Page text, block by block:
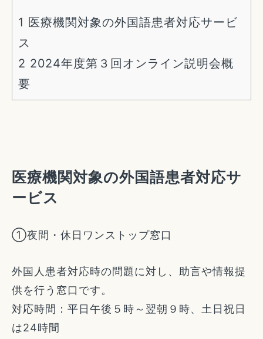
1 医療機関対象の外国語患者対応サービ
ス
2 2024年度第３回オンライン説明会概
要
医療機関対象の外国語患者対応サ
ービス
①夜間・休日ワンストップ窓口
外国人患者対応時の問題に対し、助言や情報提
供を行う窓口です。
対応時間：平日午後５時～翌朝９時、土日祝日
は24時間